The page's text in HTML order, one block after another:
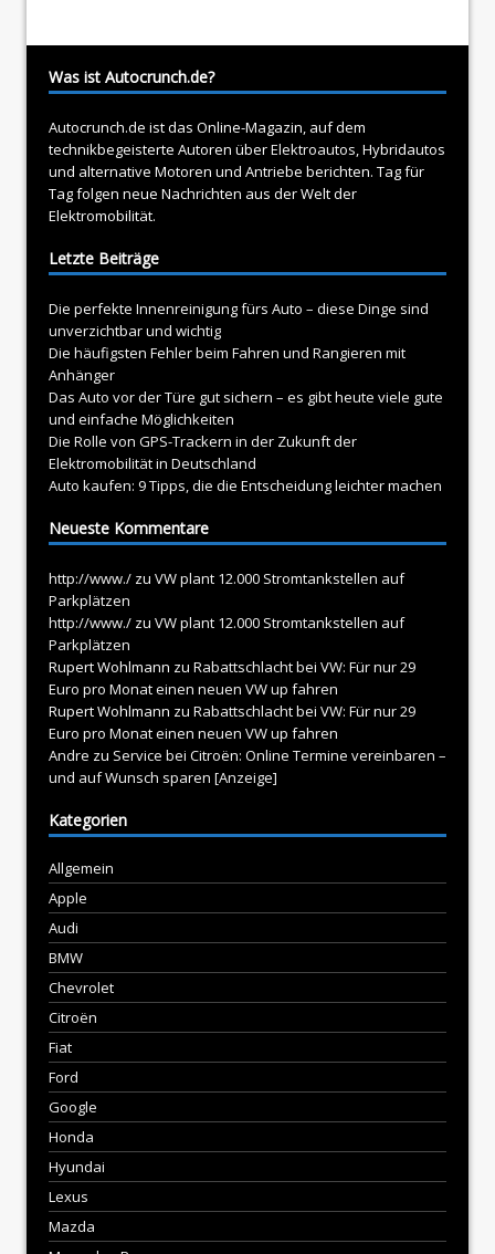
Was ist Autocrunch.de?
Autocrunch.de ist das Online-Magazin, auf dem
technikbegeisterte Autoren überElektroautos, Hybridautos
und alternative Motoren und Antriebe berichten. Tag für
Tag folgen neue Nachrichten aus der Welt der
Elektromobilität.
Letzte Beiträge
Die perfekte Innenreinigung fürs Auto – diese Dinge sind
unverzichtbar und wichtig
Die häufigsten Fehler beim Fahren und Rangieren mit
Anhänger
Das Auto vor der Türe gut sichern – es gibt heute viele gute
und einfache Möglichkeiten
Die Rolle von GPS-Trackern in der Zukunft der
Elektromobilität in Deutschland
Auto kaufen: 9 Tipps, die die Entscheidung leichter machen
Neueste Kommentare
http://www./ zu VW plant 12.000 Stromtankstellen auf
Parkplätzen
http://www./ zu VW plant 12.000 Stromtankstellen auf
Parkplätzen
Rupert Wohlmann zu Rabattschlacht bei VW: Für nur 29
Euro pro Monat einen neuen VW up fahren
Rupert Wohlmann zu Rabattschlacht bei VW: Für nur 29
Euro pro Monat einen neuen VW up fahren
Andre zu Service bei Citroën: Online Termine vereinbaren –
und auf Wunsch sparen [Anzeige]
Kategorien
Allgemein
Apple
Audi
BMW
Chevrolet
Citroën
Fiat
Ford
Google
Honda
Hyundai
Lexus
Mazda